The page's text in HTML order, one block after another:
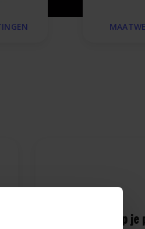
1 jaar garantie op